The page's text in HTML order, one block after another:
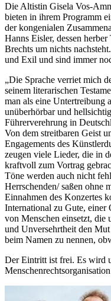
Die Altistin Gisela Vos-
bieten in ihrem Programm
der kongenialen
Hanns Eisler, dessen
Brechts um nichts
und Exil und sind immer
„Die Sprache verriet mich
seinem literarischen
man als eine Untertreibung
unüberhörbar und
Führerverehrung in
Von dem streitbaren Geist
Engagements des
zeugen viele Lieder, die in
kraftvoll zum Vortrag
Töne werden auch nicht
Herrschenden/ saßen ohne
Einnahmen des Konzertes
International zu Gute, einer
von Menschen einsetzt, die
und Unversehrtheit den
beim Namen zu nennen,
Der Eintritt ist frei. Es wird